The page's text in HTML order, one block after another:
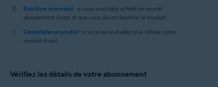
Réactiver un produit : si vous avez déjà acheté un nouvel
abonnement Avast et que vous devez réactiver le produit.
Désinstaller un produit : si vous ne souhaitez plus utiliser votre
produit Avast.
Vérifiez les détails de votre abonnement